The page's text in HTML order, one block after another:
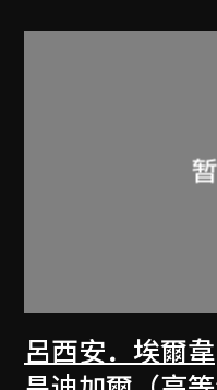
呂西安．埃爾韋